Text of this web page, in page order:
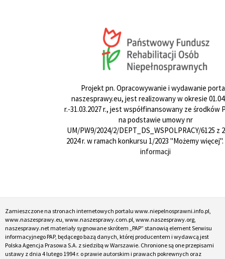
Projekt pn. Opracowywanie i wydawanie
naszesprawy.eu, jest realizowany w okresie
r.-31.03.2027 r., jest współfinansowany ze środków
na podstawie umowy nr
UM/PW9/2024/2/DEPT_DS_WSPOLPRACY/6125 z
2024 r. w ramach konkursu 1/2023 "Możemy więcej".
informacji
Zamieszczone na stronach internetowych portalu www.niepelnosprawni.info.pl,
www.naszesprawy.eu, www.naszesprawy.com.pl, www.naszesprawy.org,
naszesprawy.net materiały sygnowane skrótem „PAP” stanowią element Serwisu
informacyjnego PAP, będącego bazą danych, której producentem i wydawcą jest
Polska Agencja Prasowa S.A. z siedzibą w Warszawie. Chronione są one przepisami
ustawy z dnia 4 lutego 1994 r. o prawie autorskim i prawach pokrewnych oraz